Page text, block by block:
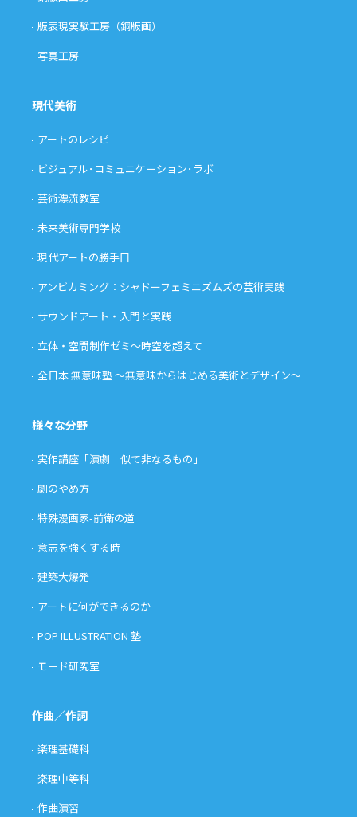
版表現実験工房（銅版画）
写真工房
現代美術
アートのレシピ
ビジュアル･コミュニケーション･ラボ
芸術漂流教室
未来美術専門学校
現代アートの勝手口
アンビカミング：シャドーフェミニズムズの芸術実践
サウンドアート・入門と実践
立体・空間制作ゼミ〜時空を超えて
全日本 無意味塾 〜無意味からはじめる美術とデザイン〜
様々な分野
実作講座「演劇 似て非なるもの」
劇のやめ方
特殊漫画家-前衛の道
意志を強くする時
建築大爆発
アートに何ができるのか
POP ILLUSTRATION 塾
モード研究室
作曲／作詞
楽理基礎科
楽理中等科
作曲演習